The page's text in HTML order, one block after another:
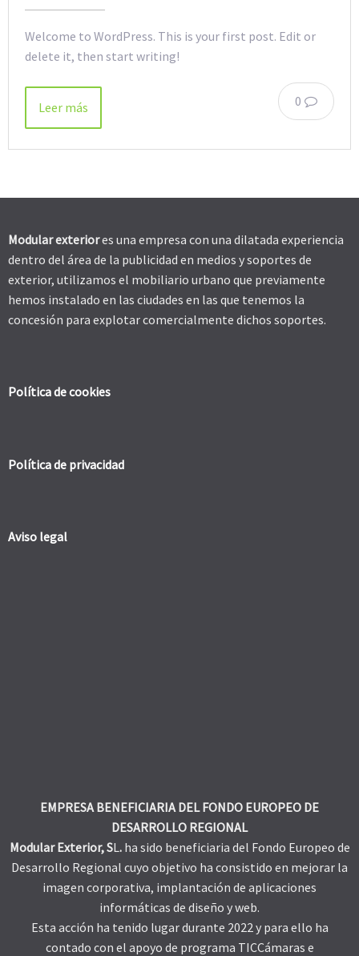
Welcome to WordPress. This is your first post. Edit or
delete it, then start writing!
0
Leer más
Modular exteriores una empresa con una dilatada experiencia
dentro del área de la publicidad en medios y soportes de
exterior, utilizamos el mobiliario urbano que previamente
hemos instalado en las ciudades en las que tenemos la
concesión para explotar comercialmente dichos soportes.
Política de cookies
Política de privacidad
Aviso legal
EMPRESA BENEFICIARIA DEL FONDO EUROPEO DE
DESARROLLO REGIONAL
Modular Exterior, SL.ha sido beneficiaria del Fondo Europeo de
Desarrollo Regional cuyo objetivo ha consistido en mejorar la
imagen corporativa, implantación de aplicaciones
informáticas de diseño y web.
Esta acción ha tenido lugar durante 2022 y para ello ha
contado con el apoyo de programa TICCámaras e